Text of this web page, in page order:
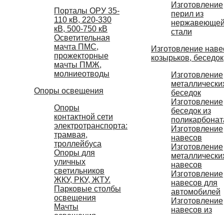
Порталы ОРУ 35-
110 кВ, 220-330
кВ, 500-750 кВ
Осветительная
мачта ПМС,
прожекторные
мачты ПМЖ,
молниеотводы
Опоры освещения
Опоры
контактной сети
электротранспорта:
трамвая,
троллейбуса
Опоры для
уличных
светильников
ЖКУ, РКУ, ЖТУ.
Парковые столбы
освещения
Мачты
Изготовление
перил из
стали
Изготовление
козырьков, беседок
Изготовление
беседок
Изготовление
беседок из
Изготовление
навесов
Изготовление
навесов
Изготовление
навесов для
автомобилей
Изготовление
навесов из